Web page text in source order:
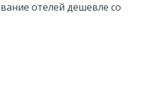
отелей дешевле со